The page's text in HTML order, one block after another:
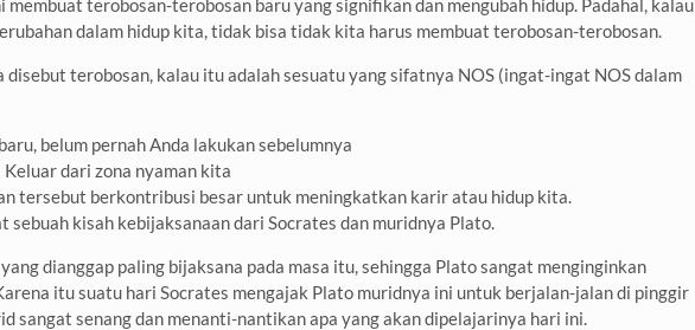
terobosan-terobosan baru yang signifikan dan mengubah hidup. Padahal, kalau
dalam hidup kita, tidak bisa tidak kita harus membuat terobosan-terobosan.
disebut terobosan, kalau itu adalah sesuatu yang sifatnya NOS (ingat-ingat NOS dalam
belum pernah Anda lakukan sebelumnya
Keluar dari zona nyaman kita
tersebut berkontribusi besar untuk meningkatkan karir atau hidup kita.
sebuah kisah kebijaksanaan dari Socrates dan muridnya Plato.
dianggap paling bijaksana pada masa itu, sehingga Plato sangat menginginkan
itu suatu hari Socrates mengajak Plato muridnya ini untuk berjalan-jalan di pinggir
sangat senang dan menanti-nantikan apa yang akan dipelajarinya hari ini.